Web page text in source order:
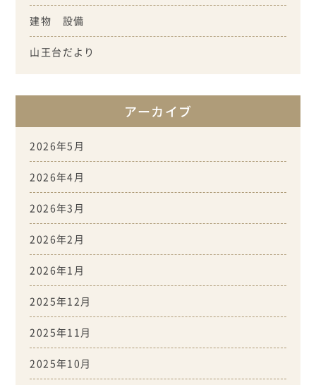
建物 設備
山王台だより
アーカイブ
2026年5月
2026年4月
2026年3月
2026年2月
2026年1月
2025年12月
2025年11月
2025年10月